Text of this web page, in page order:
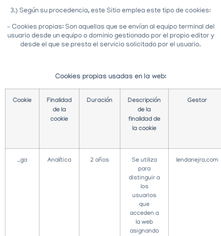
3.) Según su procedencia, este Sitio emplea este tipo de cookies:
– Cookies propias: Son aquellas que se envían al equipo terminal del
usuario desde un equipo o dominio gestionado por el propio editor y
desde el que se presta el servicio solicitado por el usuario.
Cookies propias usadas en la web:
Cookie
Finalidad
de la
cookie
Duración
Descripción
de la
finalidad de
la cookie
Gestor
_ga Analítica 2 años
Se utiliza
para
distinguir a
los
usuarios
que
acceden a
la web
asignando
lendanejra.com